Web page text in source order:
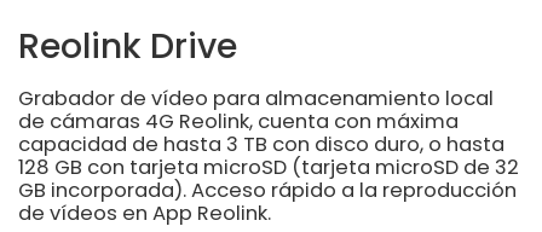
Reolink Drive
Grabador de vídeo para almacenamiento local
de cámaras 4G Reolink, cuenta con máxima
capacidad de hasta 3 TB con disco duro, o hasta
128 GB con tarjeta microSD (tarjeta microSD de 32
GB incorporada). Acceso rápido a la reproducción
de vídeos en App Reolink.